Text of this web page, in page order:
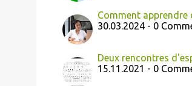
Comment
30.03.2024 - 0
Deux rencontres
15.11.2021 - 0